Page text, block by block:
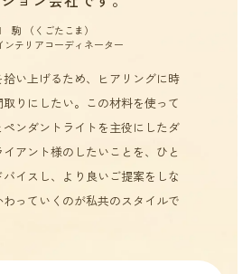
駒 （くごたこま）
ンテリアコーディネーター
い上げるため、ヒアリングに時
りにしたい。この材料を使って
ンダントライトを主役にしたダ
アント様のしたいことを、ひと
イスし、より良いご提案をしな
っていくのが私共のスタイルで